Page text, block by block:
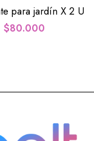
para jardín X 2 U
$80.000